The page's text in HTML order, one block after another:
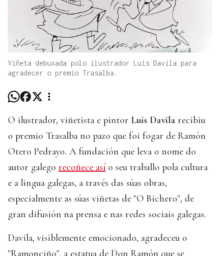
Viñeta debuxada polo ilustrador Luis Davila para
agradecer o premio Trasalba.
O ilustrador, viñetista e pintor Luis Davila recibiu
o premio Trasalba no pazo que foi fogar de Ramón
Otero Pedrayo. A fundación que leva o nome do
autor galego recoñece así o seu traballo pola cultura
e a lingua galegas, a través das súas obras,
especialmente as súas viñetas de "O Bichero", de
gran difusión na prensa e nas redes sociais galegas.
Davila, visiblemente emocionado, agradeceu o